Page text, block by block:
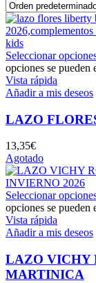
Seleccionar
opciones se pueden
Vista rápida
Añadir a mis deseos
LAZO
13,35€
Agotado
Seleccionar
opciones se pueden
Vista rápida
Añadir a mis deseos
LAZO VICHY
MARTINICA